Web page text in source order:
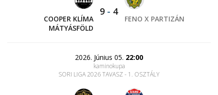
COOPER KLÍMA
MÁTYÁSFÖLD
9 - 4
FENO X PARTIZÁN
2026. Június 05. 22:00
kaminokupa
SORI LIGA 2026 TAVASZ - 1. OSZTÁLY